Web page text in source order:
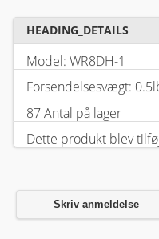
HEADING_DETAILS
Model: WR8DH-1
Forsendelsesvægt:
87 Antal på lager
Skriv anmeldelse